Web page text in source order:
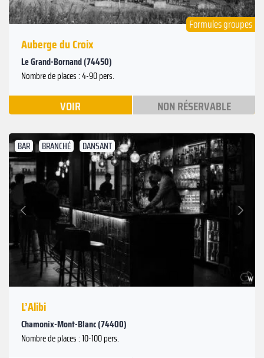
Formules groupes
Auberge du Croix
Le Grand-Bornand (74450)
Nombre de places : 4-90 pers.
VOIR NON RÉSERVABLE
BAR BRANCHÉ DANSANT
Précédent
Suivant
L’Alibi
Chamonix-Mont-Blanc (74400)
Nombre de places : 10-100 pers.